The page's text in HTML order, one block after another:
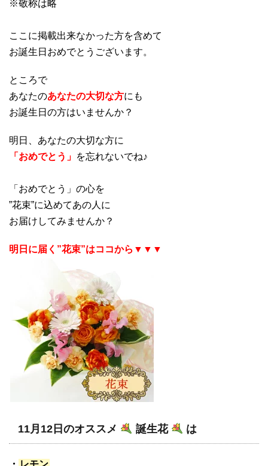
※敬称は略
ここに掲載出来なかった方を含めて
お誕生日おめでとうございます。
ところで
あなたのあなたの大切な方にも
お誕生日の方はいませんか？
明日、あなたの大切な方に
「おめでとう」 を忘れないでね♪
「おめでとう」の心を
”花束”に込めてあの人に
お届けしてみませんか？
明日に届く”花束”はココから▼▼▼
11月12日のオススメ 誕生花 は
・ レモン